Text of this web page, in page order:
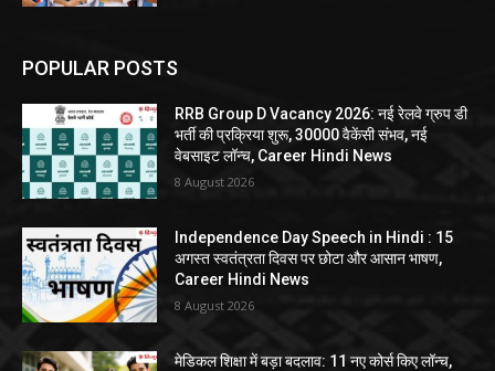
POPULAR POSTS
RRB Group D Vacancy 2026: नई रेलवे ग्रुप डी
भर्ती की प्रक्रिया शुरू, 30000 वैकेंसी संभव, नई
वेबसाइट लॉन्च, Career Hindi News
8 August 2026
Independence Day Speech in Hindi : 15
अगस्त स्वतंत्रता दिवस पर छोटा और आसान भाषण,
Career Hindi News
8 August 2026
मेडिकल शिक्षा में बड़ा बदलाव: 11 नए कोर्स किए लॉन्च,